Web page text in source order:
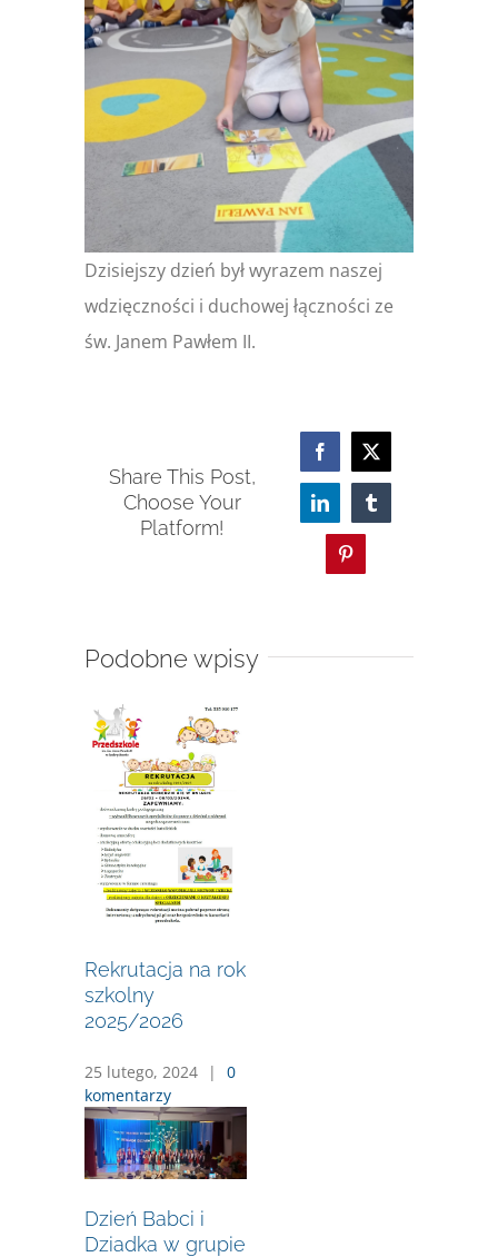
Dzisiejszy dzień był wyrazem naszej
wdzięczności i duchowej łączności ze
św. Janem Pawłem II.
Share This Post,
Choose Your
Platform!
Facebook
LinkedIn
Podobne wpisy
Rekrutacja na rok
szkolny
2025/2026
25 lutego, 2024 |
0
komentarzy
Dzień Babci i
Dziadka w grupie